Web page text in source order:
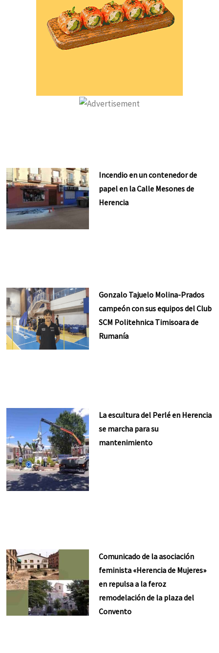
Incendio en un contenedor de
papel en la Calle Mesones de
Herencia
Gonzalo Tajuelo Molina-Prados
campeón con sus equipos del Club
SCM Politehnica Timisoara de
Rumanía
La escultura del Perlé en Herencia
se marcha para su
mantenimiento
Comunicado de la asociación
feminista «Herencia de Mujeres»
en repulsa a la feroz
remodelación de la plaza del
Convento